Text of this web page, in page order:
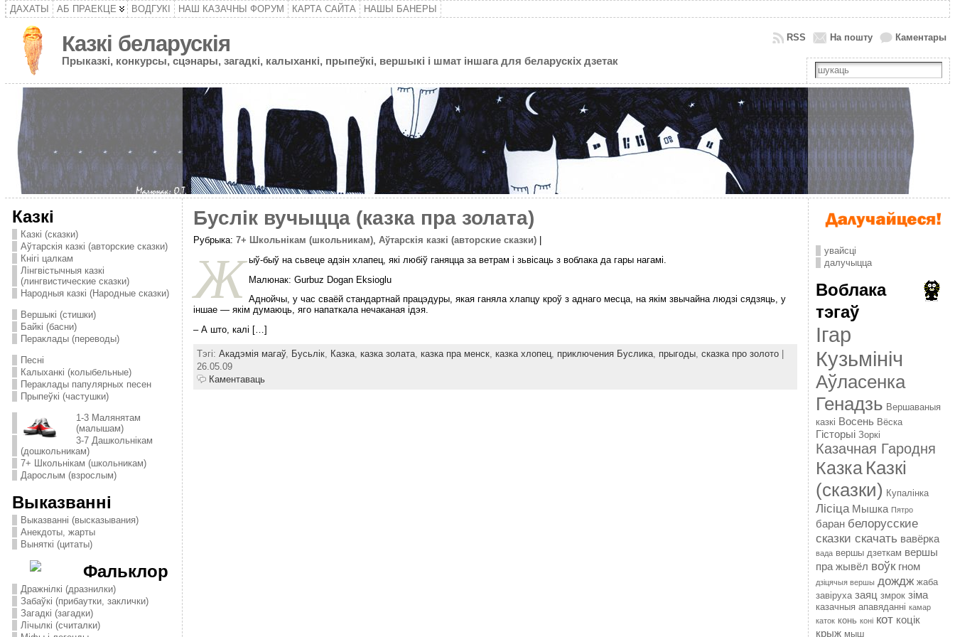
ДАХАТЫ АБ ПРАЕКЦЕ ВОДГУКІ НАШ КАЗАЧНЫ ФОРУМ КАРТА САЙТА НАШЫ БАНЕРЫ
Казкі беларускія
Прыказкі, конкурсы, сцэнары, загадкі, калыханкі, прыпеўкі, вершыкі і шмат іншага для беларускіх дзетак
Каментары
На пошту
RSS
Казкі
Казкі (сказки)
Аўтарскія казкі (авторские сказки)
Кнігі цалкам
Лінгвістычныя казкі
(лингвистические сказки)
Народныя казкі (Народные сказки)
Вершыкі (стишки)
Байкі (басни)
Пераклады (переводы)
Песні
Калыханкі (колыбельные)
Пераклады папулярных песен
Прыпеўкі (частушки)
1-3 Малянятам
(малышам)
3-7 Дашкольнікам
(дошкольникам)
7+ Школьнікам (школьникам)
Дарослым (взрослым)
Выказванні
Выказванні (высказывания)
Анекдоты, жарты
Выняткі (цитаты)
Фальклор
Дражнілкі (дразнилки)
Забаўкі (прибаутки, заклички)
Загадкі (загадки)
Лічылкі (считалки)
Буслік вучыцца (казка пра золата)
Рубрыка: 7+ Школьнікам (школьникам), Аўтарскія казкі (авторские сказки)|
Ж ыў-быў на сьвеце адзін хлапец, які любіў ганяцца за ветрам і зьвісаць з воблака да гары нагамі.
Малюнак: Gurbuz Dogan Eksioglu
Аднойчы, у час сваёй стандартнай працэдуры, якая ганяла хлапцу кроў з аднаго месца, на якім звычайна людзі сядзяць, у
іншае — якім думаюць, яго напаткала нечаканая ідэя.
– А што, калі […]
Тэгі: Акадэмія магаў, Бусьлік, Казка, казка золата, казка пра менск, казка хлопец, приключения Буслика, прыгоды, сказка про золото|
26.05.09
Каментаваць
увайсці
далучыцца
Воблака
тэгаў
Ігар
Кузьмініч
Аўласенка
Генадзь Вершаваныя
казкі Восень Вёска
Гісторыі Зоркі
Казачная Гародня
Казка Казкі
(сказки) Купалінка
Лісіца Мышка Пятро
баран белорусские
сказки скачать вавёрка
вада вершы дзеткам вершы
пра жывёл воўк гном
дзіцячыя вершы дождж жаба
завіруха заяц змрок зіма
казачныя апавяданні камар
каток конь коні кот коцік
крыж мыш